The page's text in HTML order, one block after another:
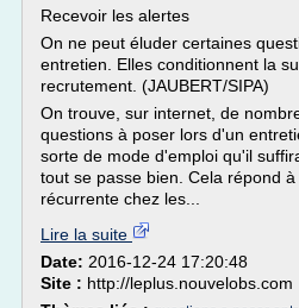
Recevoir les alertes
On ne peut éluder certaines
entretien. Elles conditionnent la
recrutement. (JAUBERT/SIPA)
On trouve, sur internet, de
questions à poser lors d'un
sorte de mode d'emploi qu'il
tout se passe bien. Cela répond
récurrente chez les...
Lire la suite
Date: 2016-12-24 17:20:48
Site : http://leplus.nouvelobs.com